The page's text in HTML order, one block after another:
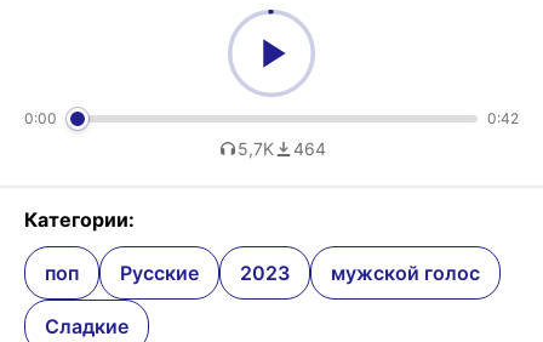
0:00 0:42
5,7K 464
Категории:
поп Русские 2023 мужской голос
Сладкие